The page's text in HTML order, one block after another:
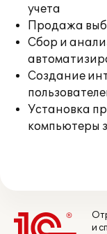
учета
Продажа
Сбор и
Создание
Установка
компьютеры
и